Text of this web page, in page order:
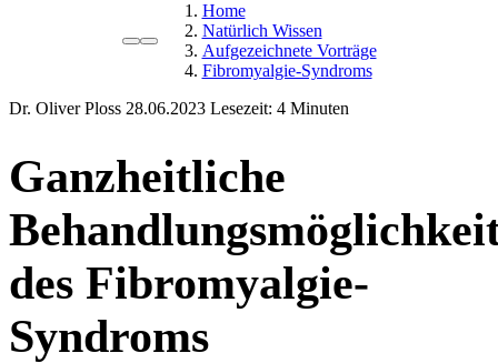
Home
Natürlich Wissen
Aufgezeichnete Vorträge
Fibromyalgie-Syndroms
Dr. Oliver Ploss 28.06.2023 Lesezeit:
Ganzheitliche
des Fibromyalgie-
Syndroms